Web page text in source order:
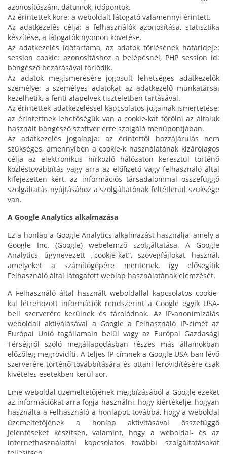
azonosítószám, dátumok, időpontok.
Az érintettek köre: a weboldalt látogató valamennyi érintett.
Az adatkezelés célja: a felhasználók azonosítása, statisztika
készítése, a látogatók nyomon követése.
Az adatkezelés időtartama, az adatok törlésének határideje:
session cookie: azonosításhoz a belépésnél, PHP session id:
böngésző bezárásával törlődik.
Az adatok megismerésére jogosult lehetséges adatkezelők
személye: a személyes adatokat az adatkezelő munkatársai
kezelhetik, a fenti alapelvek tiszteletben tartásával.
Az érintettek adatkezeléssel kapcsolatos jogainak ismertetése:
az érintettnek lehetőségük van a cookie-kat törölni az általuk
használt böngésző szoftver erre szolgáló menüpontjában.
Az adatkezelés jogalapja: az érintettől hozzájárulás nem
szükséges, amennyiben a cookie-k használatának kizárólagos
célja az elektronikus hírközlő hálózaton keresztül történő
közléstovábbítás vagy arra az előfizető vagy felhasználó által
kifejezetten kért, az információs társadalommal összefüggő
szolgáltatás nyújtásához a szolgáltatónak feltétlenül szüksége
van.
A Google Analytics alkalmazása
Ez a honlap a Google Analytics alkalmazást használja, amely a
Google Inc. (Google) webelemző szolgáltatása. A Google
Analytics úgynevezett „cookie-kat”, szövegfájlokat használ,
amelyeket a számítógépére mentenek, így elősegítik
Felhasználó által látogatott weblap használatának elemzését.
A Felhasználó által használt weboldallal kapcsolatos cookie-
kal létrehozott információk rendszerint a Google egyik USA-
beli szerverére kerülnek és tárolódnak. Az IP-anonimizálás
weboldali aktiválásával a Google a Felhasználó IP-címét az
Európai Unió tagállamain belül vagy az Európai Gazdasági
Térségről szóló megállapodásban részes más államokban
előzőleg megrövidíti. A teljes IP-címnek a Google USA-ban lévő
szerverére történő továbbítására és ottani lerövidítésére csak
kivételes esetekben kerül sor.
Eme weboldal üzemeltetőjének megbízásából a Google ezeket
az információkat arra fogja használni, hogy kiértékelje, hogyan
használta a Felhasználó a honlapot, továbbá, hogy a weboldal
üzemeltetőjének a honlap aktivitásával összefüggő
jelentéseket készítsen, valamint, hogy a weboldal- és az
internethasználattal kapcsolatos további szolgáltatásokat